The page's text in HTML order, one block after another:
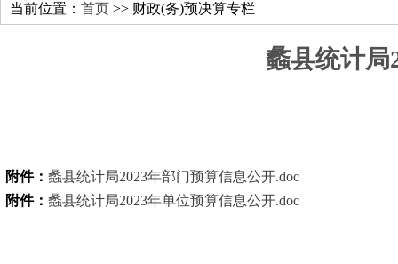
当前位置： 首页 >> 财政(务)预决算专栏
蠡县统计局
附件： 蠡县统计局2023年部门预算信息公开.doc
附件： 蠡县统计局2023年单位预算信息公开.doc